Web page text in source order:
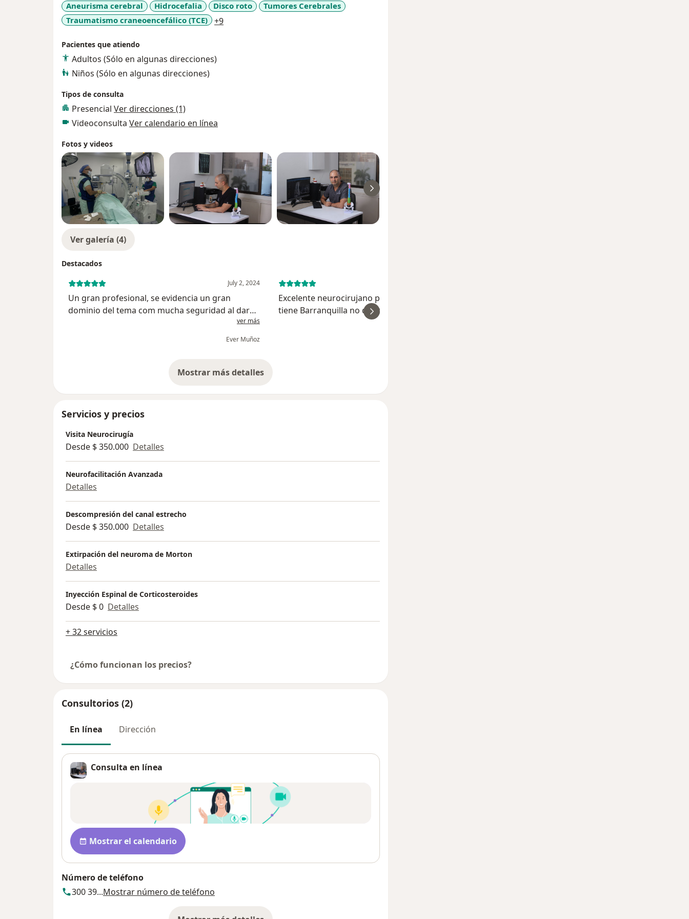
aseguro que estarás en buenas manos.
Aneurisma cerebral Hidrocefalia Disco roto
Tumores Cerebrales
Traumatismo craneoencefálico (TCE)
+9a11y_sr_more_diseases
Pacientes que atiendo
Adultos (Sólo en algunas direcciones)
Niños (Sólo en algunas direcciones)
Tipos de consulta
Presencial Ver direcciones (1)
Videoconsulta Ver calendario en línea
Fotos y videos
Ver galería (4)
Destacados
July 2, 2024
Un gran profesional, se evidencia un gran
dominio del tema com mucha seguridad al dar
un diagnóstico y muy asertivo para establecer el
ver más
Ever Muñoz
Excelente neurocirujano puedo decirle lo mejor q
tiene Barranquilla no dudes en agendar tu cita y
Mostrar más detalles
sobre la experiencia
Servicios y precios
Visita Neurocirugía
Desde $ 350.000 Detalles
Neurofacilitación Avanzada
Detalles
Descompresión del canal estrecho
Desde $ 350.000 Detalles
Extirpación del neuroma de Morton
Detalles
Inyección Espinal de Corticosteroides
Desde $ 0 Detalles
+ 32 servicios
¿Cómo funcionan los precios?
Consultorios (2)
En línea Dirección
Consulta en línea
Disponibilidad
Mostrar el calendario
Número de teléfono
300 39...Mostrar número de teléfono